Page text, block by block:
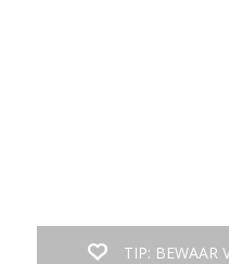
TIP: BEWAAR